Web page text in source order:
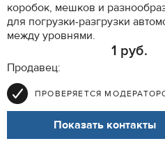
коробок, мешков и
для погрузки-разгрузки
между уровнями.
1 руб.
Продавец:
ПРОВЕРЯЕТСЯ
Показать контакты